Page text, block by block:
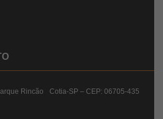
Rincão Cotia-SP – CEP: 06705-435